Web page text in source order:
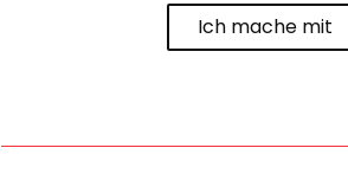
Ich mache mit